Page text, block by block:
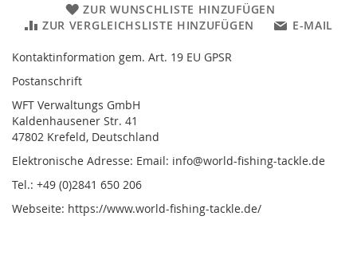
ZUR WUNSCHLISTE HINZUFÜGEN
ZUR VERGLEICHSLISTE HINZUFÜGEN
E-MAIL
Kontaktinformation gem. Art. 19 EU GPSR
Postanschrift
WFT Verwaltungs GmbH
Kaldenhausener Str. 41
47802 Krefeld, Deutschland
Elektronische Adresse: Email: info@world-fishing-tackle.de
Tel.: +49 (0)2841 650 206
Webseite: https://www.world-fishing-tackle.de/